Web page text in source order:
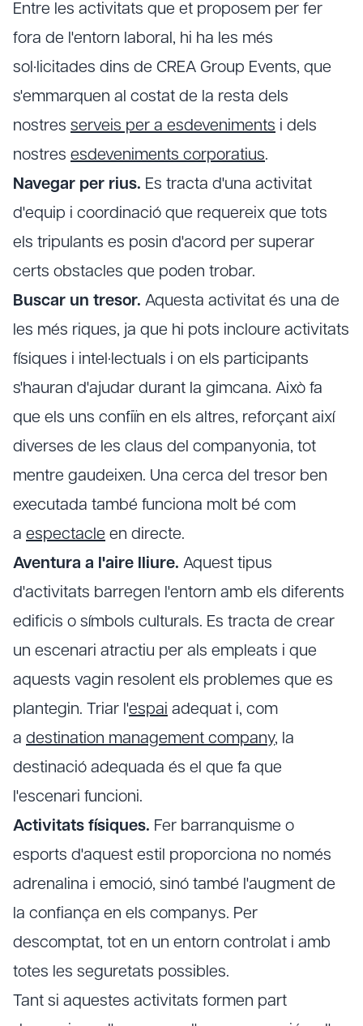
Entre les activitats que et proposem per fer
fora de l'entorn laboral, hi ha les més
sol·licitades dins de CREA Group Events, que
s'emmarquen al costat de la resta dels
nostres serveis per a esdeveniments i dels
nostres esdeveniments corporatius.
Navegar per rius. Es tracta d'una activitat
d'equip i coordinació que requereix que tots
els tripulants es posin d'acord per superar
certs obstacles que poden trobar.
Buscar un tresor. Aquesta activitat és una de
les més riques, ja que hi pots incloure activitats
físiques i intel·lectuals i on els participants
s'hauran d'ajudar durant la gimcana. Això fa
que els uns confiïn en els altres, reforçant així
diverses de les claus del companyonia, tot
mentre gaudeixen. Una cerca del tresor ben
executada també funciona molt bé com
a espectacle en directe.
Aventura a l'aire lliure. Aquest tipus
d'activitats barregen l'entorn amb els diferents
edificis o símbols culturals. Es tracta de crear
un escenari atractiu per als empleats i que
aquests vagin resolent els problemes que es
plantegin. Triar l'espai adequat i, com
a destination management company, la
destinació adequada és el que fa que
l'escenari funcioni.
Activitats físiques. Fer barranquisme o
esports d'aquest estil proporciona no només
adrenalina i emoció, sinó també l'augment de
la confiança en els companys. Per
descomptat, tot en un entorn controlat i amb
totes les seguretats possibles.
Tant si aquestes activitats formen part